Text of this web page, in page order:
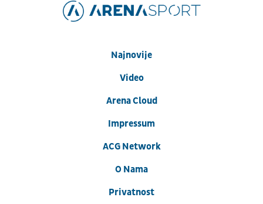
Najnovije
Video
Arena Cloud
Impressum
ACG Network
O Nama
Privatnost